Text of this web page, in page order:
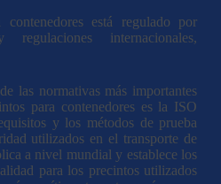
está regulado por
internacionales,
las normativas más importantes
para contenedores es la ISO
y los métodos de prueba
utilizados en el transporte de
a nivel mundial y establece los
para los precintos utilizados